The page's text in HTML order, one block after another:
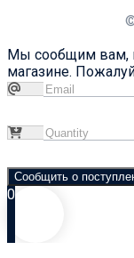
Мы сообщим вам,
магазине.
Сообщить о
0